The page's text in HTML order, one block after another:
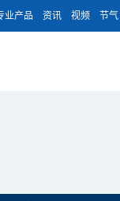
业产品 资讯 视频 节气